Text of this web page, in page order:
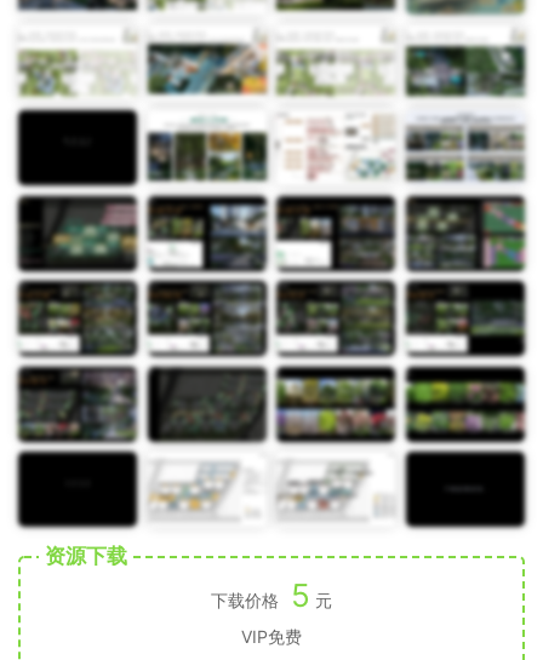
资源下载
下载价格 5 元
VIP免费